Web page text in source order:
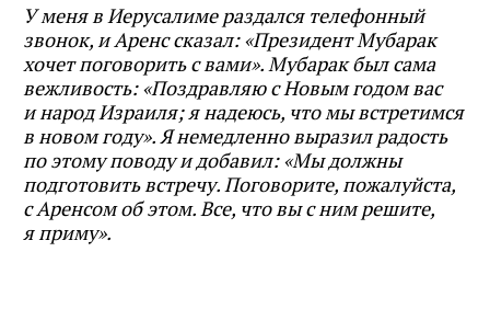
У меня в Иерусалиме раздался телефонный
звонок, и Аренс сказал: «Президент Мубарак
хочет поговорить с вами». Мубарак был сама
вежливость: «Поздравляю с Новым годом вас
и народ Израиля; я надеюсь, что мы встретимся
в новом году». Я немедленно выразил радость
по этому поводу и добавил: «Мы должны
подготовить встречу. Поговорите, пожалуйста,
с Аренсом об этом. Все, что вы с ним решите,
я приму».